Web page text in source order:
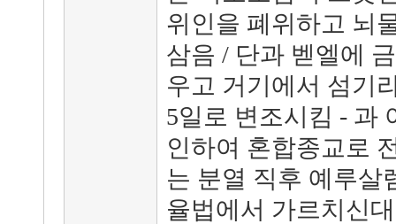
위인을 폐위하고 뇌
삼음 / 단과 벧엘에
우고 거기에서 섬기
5일로 변조시킴 - 과
인하여 혼합종교로
는 분열 직후 예루살
율법에서 가르치신